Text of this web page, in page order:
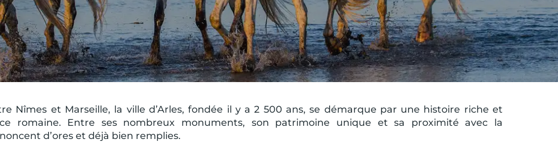
Nîmes et Marseille, la ville d’Arles, fondée il y a 2 500 ans, se démarque par une histoire riche et
romaine. Entre ses nombreux monuments, son patrimoine unique et sa proximité avec la
d’ores et déjà bien remplies.